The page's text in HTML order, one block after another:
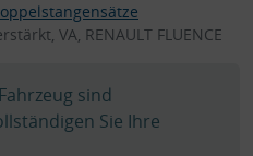
VA, RENAULT FLUENCE
sind
Sie Ihre